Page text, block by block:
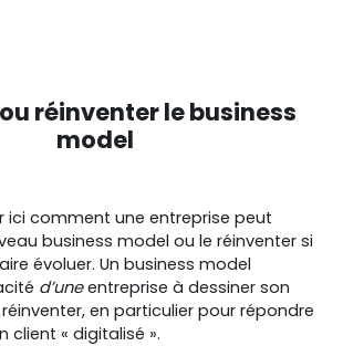
réinventer le business
model
ici comment une entreprise peut
business model ou le réinventer si
évoluer. Un business model
d’uneentreprise à dessiner son
en particulier pour répondre
client « digitalisé ».